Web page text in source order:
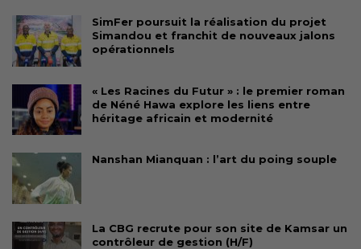
SimFer poursuit la réalisation du projet
Simandou et franchit de nouveaux jalons
opérationnels
« Les Racines du Futur » : le premier roman
de Néné Hawa explore les liens entre
héritage africain et modernité
Nanshan Mianquan : l’art du poing souple
La CBG recrute pour son site de Kamsar un
contrôleur de gestion (H/F)